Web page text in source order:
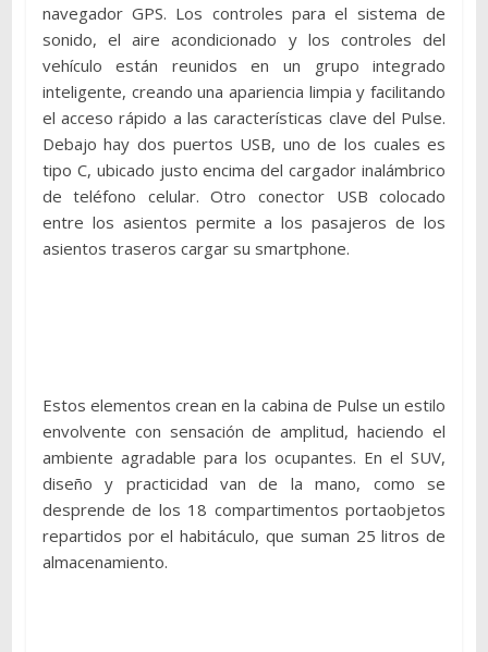
navegador GPS. Los controles para el sistema de
sonido, el aire acondicionado y los controles del
vehículo están reunidos en un grupo integrado
inteligente, creando una apariencia limpia y facilitando
el acceso rápido a las características clave del Pulse.
Debajo hay dos puertos USB, uno de los cuales es
tipo C, ubicado justo encima del cargador inalámbrico
de teléfono celular. Otro conector USB colocado
entre los asientos permite a los pasajeros de los
asientos traseros cargar su smartphone.
Estos elementos crean en la cabina de Pulse un estilo
envolvente con sensación de amplitud, haciendo el
ambiente agradable para los ocupantes. En el SUV,
diseño y practicidad van de la mano, como se
desprende de los 18 compartimentos portaobjetos
repartidos por el habitáculo, que suman 25 litros de
almacenamiento.